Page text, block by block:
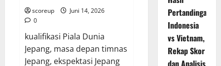
scoreup
Juni 14, 2026
0
kualifikasi Piala Dunia
Jepang, masa depan timnas
Jepang, ekspektasi Jepang
Pertandingan
Indonesia
vs Vietnam,
Rekap Skor
dan Analisis